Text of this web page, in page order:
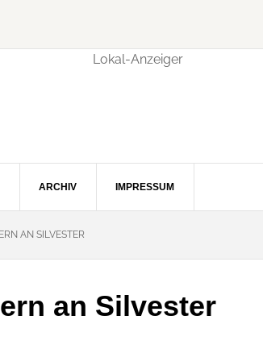
ARCHIV IMPRESSUM
AN SILVESTER
an Silvester